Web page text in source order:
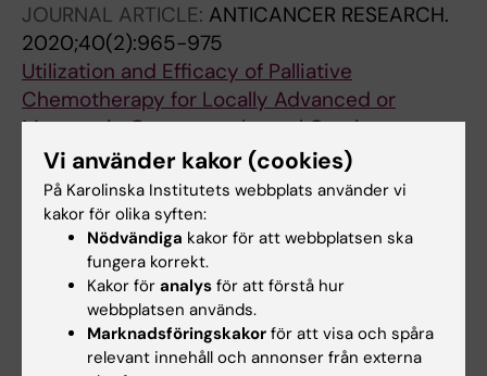
JOURNAL ARTICLE: ANTICANCER RESEARCH.
2020;40(2):965-975
Utilization and Efficacy of Palliative
Chemotherapy for Locally Advanced or
Metastatic Gastroesophageal Carcinoma
Baumgartner R; Taghizadeh H; Jomrich G;
Schoppmann SF; Preusser M; Ilhan-Mutlu A
Alla författare
JOURNAL ARTICLE:HEPATOBILIARY SURGERY
AND NUTRITION.2019;8(2):111-124
The 3-60 criteria challenge established
predictors of postoperative mortality and
enable timely therapeutic intervention after
Vi använder kakor (cookies)
På Karolinska Institutets webbplats använder vi
kakor för olika syften:
Nödvändiga kakor för att webbplatsen ska
fungera korrekt.
Kakor för analys för att förstå hur
webbplatsen används.
Marknadsföringskakor för att visa och spåra
relevant innehåll och annonser från externa